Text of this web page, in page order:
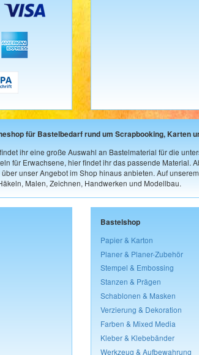
für Bastelbedarf rund um Scrapbooking, Karten
ihr eine große Auswahl an Bastelmaterial für die
für Erwachsene, hier findet ihr das passende
unser Angebot im Shop hinaus anbieten. Auf
Malen, Zeichnen, Handwerken und Modellbau.
Bastelshop
Papier & Karton
Planer & Planer-Zubehör
Stempel & Embossing
Stanzen & Prägen
Schablonen & Masken
Verzierung & Dekoration
Farben & Mixed Media
Kleber & Klebebänder
Werkzeug & Aufbewahrung